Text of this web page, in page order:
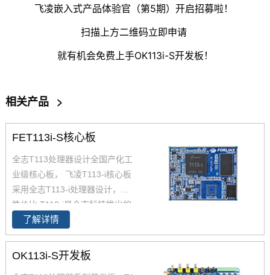
飞凌嵌入式产品体验官（第5期）开启招募啦！
扫描上方二维码立即申请
就有机会免费上手OK113i-S开发板 ！
相关产品 >
FET113i-S核心板
全志T113处理器设计全国产化工
业级核心板， 飞凌T113-i核心板
采用全志T113-i处理器设计，高
性价比 T113-i是全志科技推出的
高性能工业控制处理器T113系
列。T113-i 主频1.2GHz，集成双
核Cortex-A7 CPU、64位玄铁C9
了解详情
OK113i-S开发板